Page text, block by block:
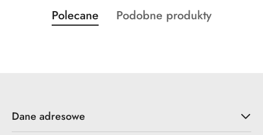
Pomiń karuzelę produktów
Produkty
o
Polecane
Produkty
Podobne produkty
Dane adresowe